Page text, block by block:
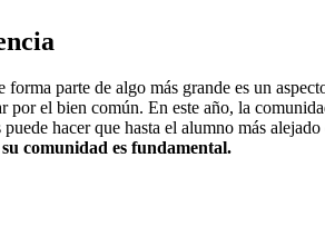
forma parte de algo más grande es un
por el bien común. En este año, la
hacer que hasta el alumno más
comunidad es fundamental.